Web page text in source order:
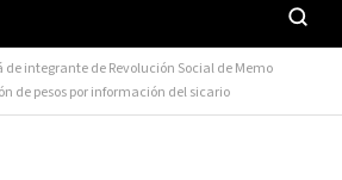
integrante de Revolución Social de Memo
de pesos por información del sicario